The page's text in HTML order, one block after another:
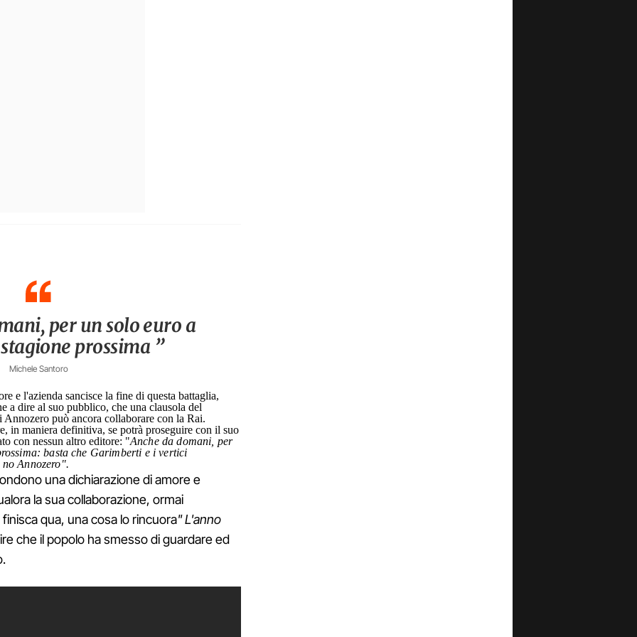
per un solo euro a
prossima ”
Michele Santoro
e l'azienda sancisce la fine di questa battaglia,
a dire al suo pubblico, che una clausola del
può ancora collaborare con la Rai.
in maniera definitiva, se potrà proseguire con il suo
con nessun altro editore: "Anche da domani, per
basta che Garimberti e i vertici
Annozero".
una dichiarazione di amore e
la sua collaborazione, ormai
qua, una cosa lo rincuora" L'anno
che il popolo ha smesso di guardare ed